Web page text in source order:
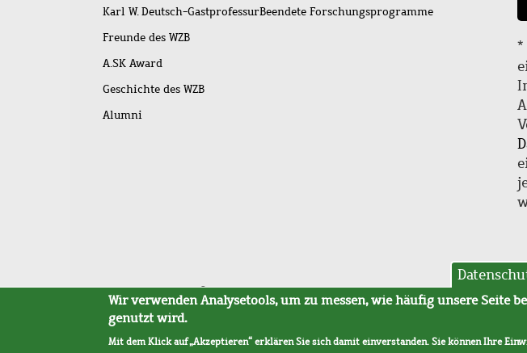
Karl W. Deutsch-Gastprofessur
Freunde des WZB
A.SK Award
Geschichte des WZB
Alumni
Beendete Forschungsprogramme
*
Fußleistenmenü
SitemapBarrierefreiheitImpressumDatenschutzAVB
Wir verwenden Analysetools, um zu messen, wie häufig unsere Seite
genutzt wird.
Mit dem Klick auf „Akzeptieren“ erklären Sie sich damit einverstanden. Sie können Ihre